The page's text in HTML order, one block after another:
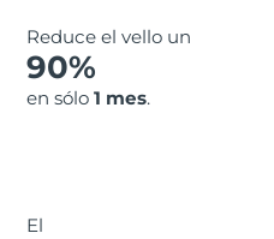
Reduce el vello un
90%
en sólo 1 mes.
El
ACERCA DE
Letonia